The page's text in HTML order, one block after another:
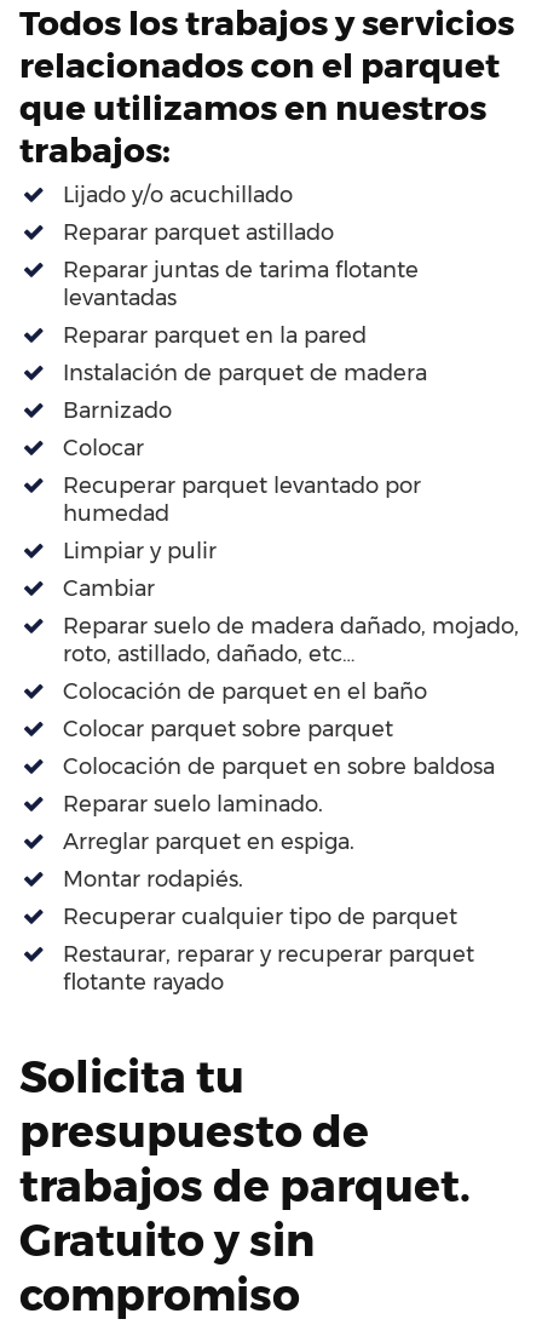
Todos los trabajos y servicios
relacionados con el parquet
que utilizamos en nuestros
trabajos:
Lijado y/o acuchillado
Reparar parquet astillado
Reparar juntas de tarima flotante
levantadas
Reparar parquet en la pared
Instalación de parquet de madera
Barnizado
Colocar
Recuperar parquet levantado por
humedad
Limpiar y pulir
Cambiar
Reparar suelo de madera dañado, mojado,
roto, astillado, dañado, etc…
Colocación de parquet en el baño
Colocar parquet sobre parquet
Colocación de parquet en sobre baldosa
Reparar suelo laminado.
Arreglar parquet en espiga.
Montar rodapiés.
Recuperar cualquier tipo de parquet
Restaurar, reparar y recuperar parquet
flotante rayado
Solicita tu
presupuesto de
trabajos de parquet.
Gratuito y sin
compromiso